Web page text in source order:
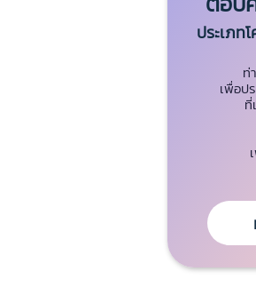
ประเภท
ท่
เพื่อป
ที่